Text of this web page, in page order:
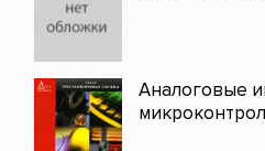
Аналоговые